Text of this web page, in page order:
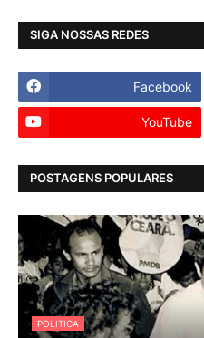
SIGA NOSSAS REDES
Facebook
YouTube
POSTAGENS POPULARES
POLITICA